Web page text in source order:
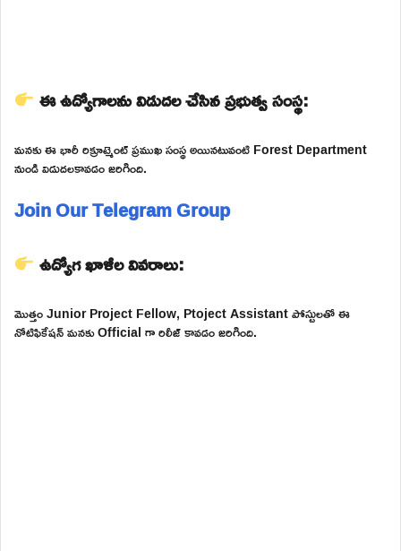
ఈ ఉద్యోగాలను విడుదల చేసిన ప్రభుత్వ సంస్థ:
మనకు ఈ భారీ రిక్రూట్మెంట్ ప్రముఖ సంస్థ అయినటువంటి Forest Department
నుండి విడుదలకావడం జరిగింది.
Join Our Telegram Group
ఉద్యోగ ఖాళీల వివరాలు:
మొత్తం Junior Project Fellow, Ptoject Assistant పోస్టులతో ఈ
నోటిఫికేషన్ మనకు Official గా రిలీజ్ కావడం జరిగింది.